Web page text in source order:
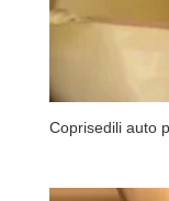
Coprisedili auto